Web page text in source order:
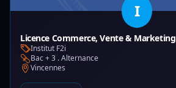
I
Licence Commerce, Vente & Marketing
Institut F2i
Bac + 3 . Alternance
Vincennes